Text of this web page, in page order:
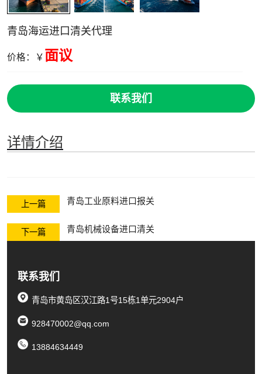
青岛海运进口清关代理
价格：￥ 面议
联系我们
详情介绍
上一篇 青岛工业原料进口报关
下一篇 青岛机械设备进口清关
联系我们
青岛市黄岛区汉江路1号15栋1单元2904户
928470002@qq.com
13884634449